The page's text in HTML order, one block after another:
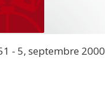
- 5, septembre 2000